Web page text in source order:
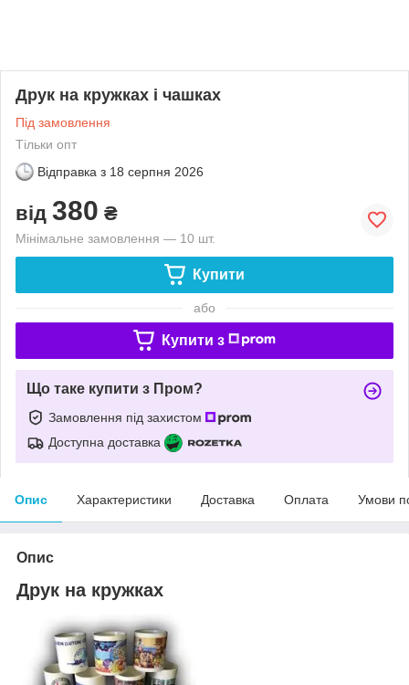
Друк на кружках і чашках
Під замовлення
Тільки опт
Відправка з 18 серпня 2026
від 380 ₴
Мінімальне замовлення — 10 шт.
Купити
або
Купити з
Що таке купити з Пром?
Замовлення під захистом
Доступна доставка
Опис Характеристики Доставка Оплата Умови
Опис
Друк на кружках